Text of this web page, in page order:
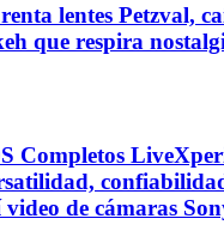
lentes Petzval,
que respira
Completos
de cámaras